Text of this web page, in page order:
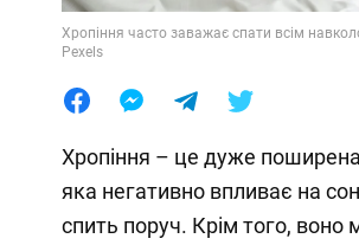
Хропіння часто заважає спати всім
Pexels
Хропіння – це дуже
яка негативно впливає на сон
спить поруч. Крім того, воно